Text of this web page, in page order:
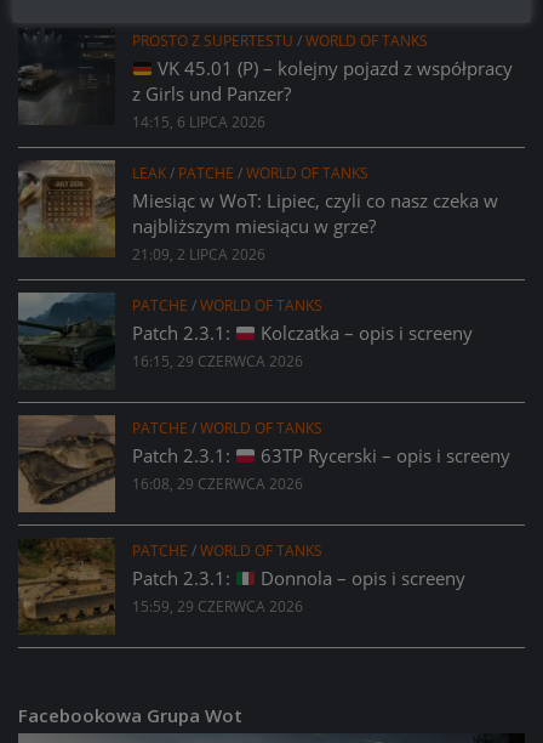
PROSTO Z SUPERTESTU /WORLD OF TANKS
VK 45.01 (P) – kolejny pojazd z współpracy
z Girls und Panzer?
14:15, 6 LIPCA 2026
LEAK/ PATCHE /WORLD OF TANKS
Miesiąc w WoT: Lipiec, czyli co nasz czeka w
najbliższym miesiącu w grze?
21:09, 2 LIPCA 2026
PATCHE /WORLD OF TANKS
Patch 2.3.1: Kolczatka – opis i screeny
16:15, 29 CZERWCA 2026
PATCHE /WORLD OF TANKS
Patch 2.3.1: 63TP Rycerski – opis i screeny
16:08, 29 CZERWCA 2026
PATCHE /WORLD OF TANKS
Patch 2.3.1: Donnola – opis i screeny
15:59, 29 CZERWCA 2026
Facebookowa Grupa Wot